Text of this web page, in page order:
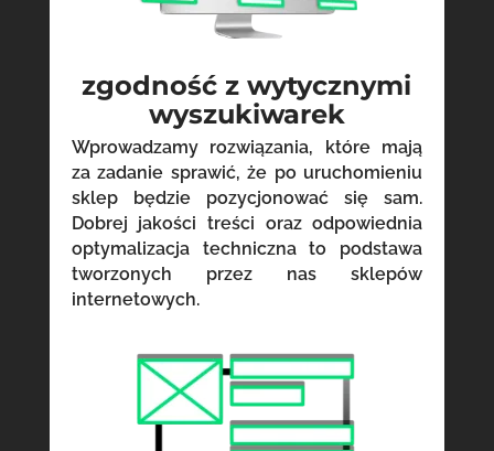
zgodność z wytycznymi
wyszukiwarek
Wprowadzamy rozwiązania, które mają
za zadanie sprawić, że po uruchomieniu
sklep będzie pozycjonować się sam.
Dobrej jakości treści oraz odpowiednia
optymalizacja techniczna to podstawa
tworzonych przez nas sklepów
internetowych.